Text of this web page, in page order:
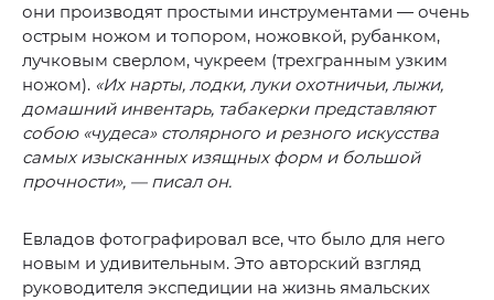
они производят простыми инструментами — очень
острым ножом и топором, ножовкой, рубанком,
лучковым сверлом, чукреем (трехгранным узким
ножом). «Их нарты, лодки, луки охотничьи, лыжи,
домашний инвентарь, табакерки представляют
собою «чудеса» столярного и резного искусства
самых изысканных изящных форм и большой
прочности», — писал он.
Евладов фотографировал все, что было для него
новым и удивительным. Это авторский взгляд
руководителя экспедиции на жизнь ямальских